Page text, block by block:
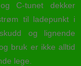
C-tunet dekker
til ladepunkt i
og lignende
bruk er ikke alltid
lege.